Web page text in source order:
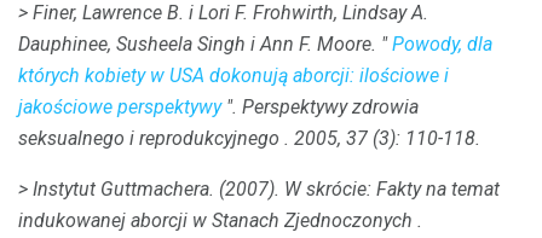
> Finer, Lawrence B. i Lori F. Frohwirth, Lindsay A.
Dauphinee, Susheela Singh i Ann F. Moore. "Powody, dla
których kobiety w USA dokonują aborcji: ilościowe i
jakościowe perspektywy". Perspektywy zdrowia
seksualnego i reprodukcyjnego . 2005, 37 (3): 110-118.
> Instytut Guttmachera. (2007). W skrócie: Fakty na temat
indukowanej aborcji w Stanach Zjednoczonych .